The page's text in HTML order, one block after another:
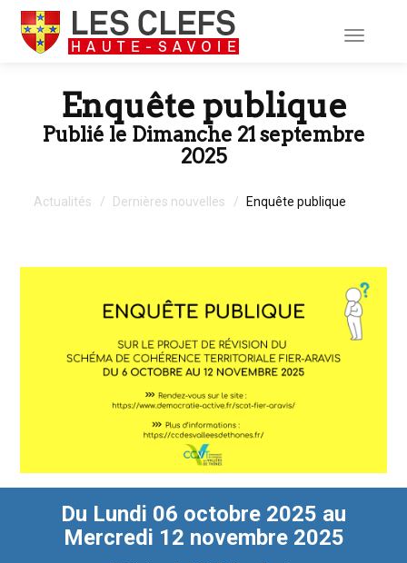
Toggle
Enquête publique
Publié le Dimanche 21 septembre
2025
Actualités Dernières nouvelles Enquête publique
Du Lundi 06 octobre 2025 au
Mercredi 12 novembre 2025